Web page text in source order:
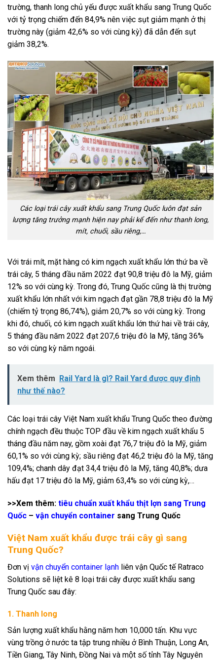
trường, thanh long chủ yếu được xuất khẩu sang Trung Quốc
với tỷ trọng chiếm đến 84,9% nên việc sụt giảm mạnh ở thị
trường này (giảm 42,6% so với cùng kỳ) đã dẫn đến sụt
giảm 38,2%.
Các loại trái cây xuất khẩu sang Trung Quốc luôn đạt sản
lượng tăng trưởng mạnh hiện nay phải kể đến như thanh long,
mít, chuối, sầu riêng,…
Với trái mít, mặt hàng có kim ngạch xuất khẩu lớn thứ ba về
trái cây, 5 tháng đầu năm 2022 đạt 90,8 triệu đô la Mỹ, giảm
12% so với cùng kỳ. Trong đó, Trung Quốc cũng là thị trường
xuất khẩu lớn nhất với kim ngạch đạt gần 78,8 triệu đô la Mỹ
(chiếm tỷ trọng 86,74%), giảm 20,7% so với cùng kỳ. Trong
khi đó, chuối, có kim ngạch xuất khẩu lớn thứ hai về trái cây,
5 tháng đầu năm 2022 đạt 207,6 triệu đô la Mỹ, tăng 36%
so với cùng kỳ năm ngoái.
Xem thêm
Rail Yard là gì? Rail Yard được quy định
như thế nào?
Các loại trái cây Việt Nam xuất khẩu Trung Quốc theo đường
chính ngạch đều thuộc TOP đầu về kim ngạch xuất khẩu 5
tháng đầu năm nay, gồm xoài đạt 76,7 triệu đô la Mỹ, giảm
60,1% so với cùng kỳ; sầu riêng đạt 46,2 triệu đô la Mỹ, tăng
109,4%; chanh dây đạt 34,4 triệu đô la Mỹ, tăng 40,8%; dưa
hấu đạt 17 triệu đô la Mỹ, giảm 63,4% so với cùng kỳ,…
>>Xem thêm: tiêu chuẩn xuất khẩu thịt lợn sang Trung
Quốc – vận chuyển container sang Trung Quốc
Việt Nam xuất khẩu được trái cây gì sang
Trung Quốc?
Đơn vị vận chuyển container lạnh liên vận Quốc tế Ratraco
Solutions sẽ liệt kê 8 loại trái cây được xuất khẩu sang
Trung Quốc sau đây:
1. Thanh long
Sản lượng xuất khẩu hằng năm hơn 10,000 tấn. Khu vực
vùng trồng ở nước ta tập trung nhiều ở Bình Thuận, Long An,
Tiền Giang, Tây Ninh, Đồng Nai và một số tỉnh Tây Nguyên